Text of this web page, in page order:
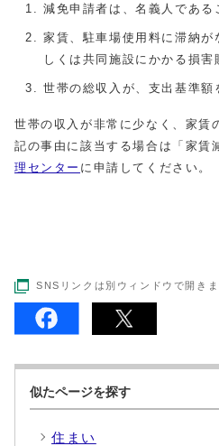
減免申請者は、名義人である
家賃、駐車場使用料に滞納が
しくは共同施設にかかる損害
世帯の総収入が、支出基準額
世帯の収入が非常に少なく、家賃
記の事由に該当する場合は「家賃
理センター に申請してください。
SNSリンクは別ウィンドウで開きま
似たページを探す
住まい